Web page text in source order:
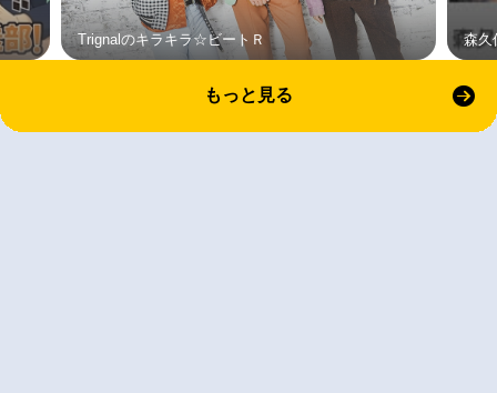
Trignalのキラキラ☆ビートＲ 森久
もっと見る